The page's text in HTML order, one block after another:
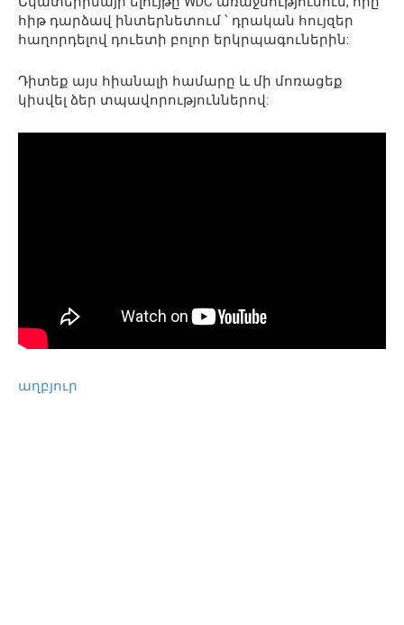
հիթ դարձավ ինտերնետում ՝ դրական հույզեր
հաղորդելով դուետի բոլոր երկրպագուներին:
Դիտեք այս հիանալի համարը և մի մոռացեք
կիսվել ձեր տպավորություններով:
աղբյուր